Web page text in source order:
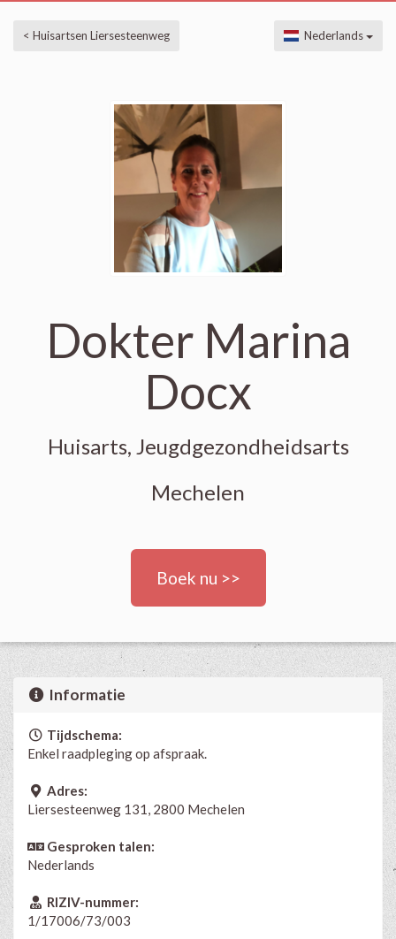
< Huisartsen Liersesteenweg Nederlands
Dokter Marina
Docx
Huisarts, Jeugdgezondheidsarts
Mechelen
Boek nu >>
Informatie
Tijdschema:
Enkel raadpleging op afspraak.
Adres:
Liersesteenweg 131, 2800 Mechelen
Gesproken talen:
Nederlands
RIZIV-nummer:
1/17006/73/003